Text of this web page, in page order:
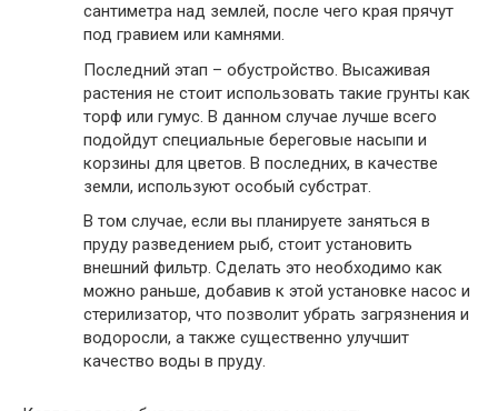
сантиметра над землей, после чего края прячут
под гравием или камнями.
Последний этап – обустройство. Высаживая
растения не стоит использовать такие грунты как
торф или гумус. В данном случае лучше всего
подойдут специальные береговые насыпи и
корзины для цветов. В последних, в качестве
земли, используют особый субстрат.
В том случае, если вы планируете заняться в
пруду разведением рыб, стоит установить
внешний фильтр. Сделать это необходимо как
можно раньше, добавив к этой установке насос и
стерилизатор, что позволит убрать загрязнения и
водоросли, а также существенно улучшит
качество воды в пруду.